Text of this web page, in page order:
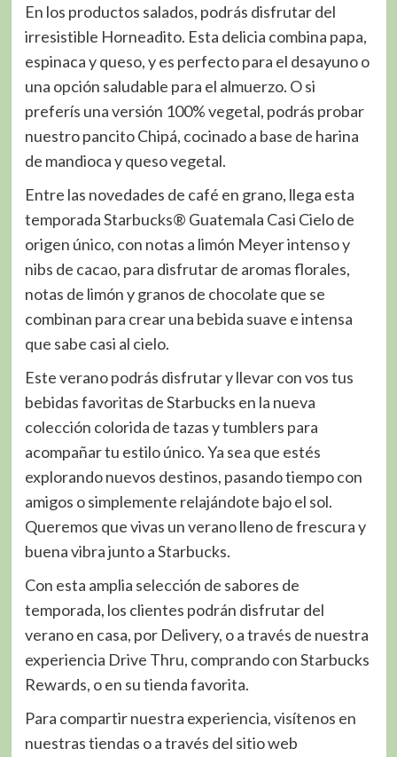
En los productos salados, podrás disfrutar del
irresistible Horneadito. Esta delicia combina papa,
espinaca y queso, y es perfecto para el desayuno o
una opción saludable para el almuerzo. O si
preferís una versión 100% vegetal, podrás probar
nuestro pancito Chipá, cocinado a base de harina
de mandioca y queso vegetal.
Entre las novedades de café en grano, llega esta
temporada Starbucks® Guatemala Casi Cielo de
origen único, con notas a limón Meyer intenso y
nibs de cacao, para disfrutar de aromas florales,
notas de limón y granos de chocolate que se
combinan para crear una bebida suave e intensa
que sabe casi al cielo.
Este verano podrás disfrutar y llevar con vos tus
bebidas favoritas de Starbucks en la nueva
colección colorida de tazas y tumblers para
acompañar tu estilo único. Ya sea que estés
explorando nuevos destinos, pasando tiempo con
amigos o simplemente relajándote bajo el sol.
Queremos que vivas un verano lleno de frescura y
buena vibra junto a Starbucks.
Con esta amplia selección de sabores de
temporada, los clientes podrán disfrutar del
verano en casa, por Delivery, o a través de nuestra
experiencia Drive Thru, comprando con Starbucks
Rewards, o en su tienda favorita.
Para compartir nuestra experiencia, visítenos en
nuestras tiendas o a través del sitio web